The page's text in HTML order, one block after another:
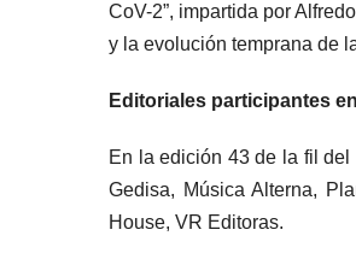
CoV-2”, impartida por
y la evolución temprana de
Editoriales participantes
En la edición 43 de la fil
Gedisa, Música Alterna,
House, VR Editoras.